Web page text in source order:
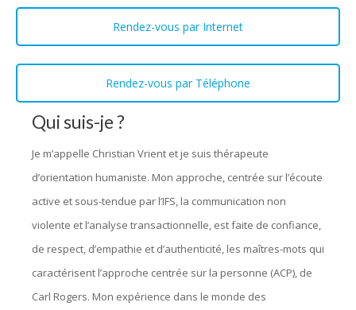
Qui suis-je ?
Je m’appelle Christian Vrient et je suis thérapeute
d’orientation humaniste. Mon approche, centrée sur l’écoute
active et sous-tendue par l’IFS, la communication non
violente et l’analyse transactionnelle, est faite de confiance,
de respect, d’empathie et d’authenticité, les maîtres-mots qui
caractérisent l’approche centrée sur la personne (ACP), de
Carl Rogers. Mon expérience dans le monde des
Rendez-vous par Internet
Rendez-vous par Téléphone